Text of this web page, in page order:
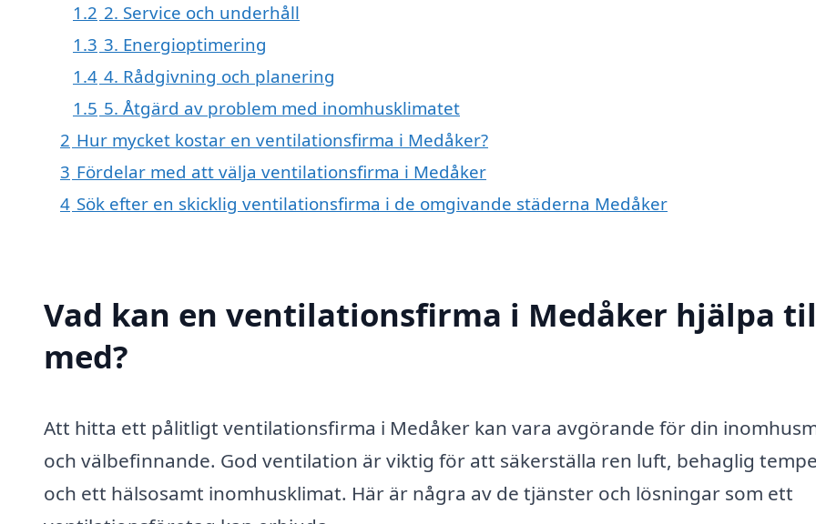
1.2 2. Service och underhåll
1.3 3. Energioptimering
1.4 4. Rådgivning och planering
1.5 5. Åtgärd av problem med inomhusklimatet
2 Hur mycket kostar en ventilationsfirma i Medåker?
3 Fördelar med att välja ventilationsfirma i Medåker
4 Sök efter en skicklig ventilationsfirma i de omgivande städerna Medåker
Vad kan en ventilationsfirma i Medåker hjälpa
med?
Att hitta ett pålitligt ventilationsfirma i Medåker kan vara avgörande för din
och välbefinnande. God ventilation är viktig för att säkerställa ren luft, behaglig
och ett hälsosamt inomhusklimat. Här är några av de tjänster och lösningar som ett